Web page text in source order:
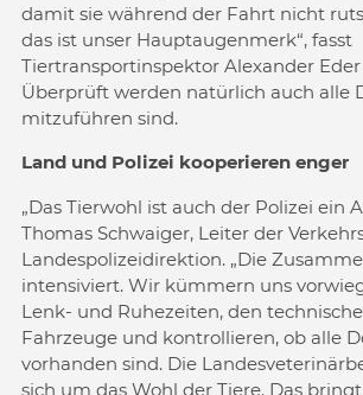
damit sie während der Fahrt nicht
das ist unser Hauptaugenmerk“, fasst
Tiertransportinspektor Alexander
Überprüft werden natürlich auch alle
mitzuführen sind.
Land und Polizei kooperieren enger
„Das Tierwohl ist auch der Polizei ein
Thomas Schwaiger, Leiter der
Landespolizeidirektion. „Die
intensiviert. Wir kümmern uns
Lenk- und Ruhezeiten, den
Fahrzeuge und kontrollieren, ob alle
vorhanden sind. Die
sich um das Wohl der Tiere. Das